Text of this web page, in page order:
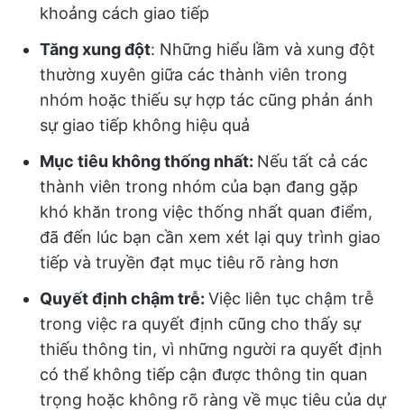
khoảng cách giao tiếp
Tăng xung đột: Những hiểu lầm và xung đột
thường xuyên giữa các thành viên trong
nhóm hoặc thiếu sự hợp tác cũng phản ánh
sự giao tiếp không hiệu quả
Mục tiêu không thống nhất: Nếu tất cả các
thành viên trong nhóm của bạn đang gặp
khó khăn trong việc thống nhất quan điểm,
đã đến lúc bạn cần xem xét lại quy trình giao
tiếp và truyền đạt mục tiêu rõ ràng hơn
Quyết định chậm trễ: Việc liên tục chậm trễ
trong việc ra quyết định cũng cho thấy sự
thiếu thông tin, vì những người ra quyết định
có thể không tiếp cận được thông tin quan
trọng hoặc không rõ ràng về mục tiêu của dự